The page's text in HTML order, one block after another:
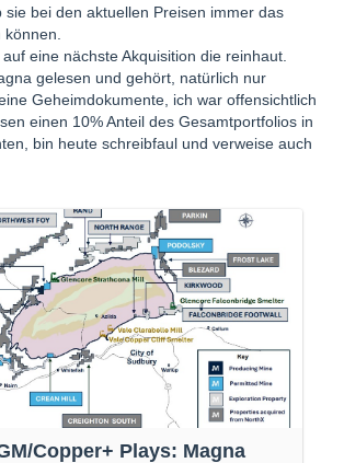
sie bei den aktuellen Preisen immer das
eine nächste Akquisition die reinhaut.
gelesen und gehört, natürlich nur
Geheimdokumente, ich war offensichtlich
einen 10% Anteil des Gesamtportfolios in
bin heute schreibfaul und verweise auch
Copper+ Plays: Magna